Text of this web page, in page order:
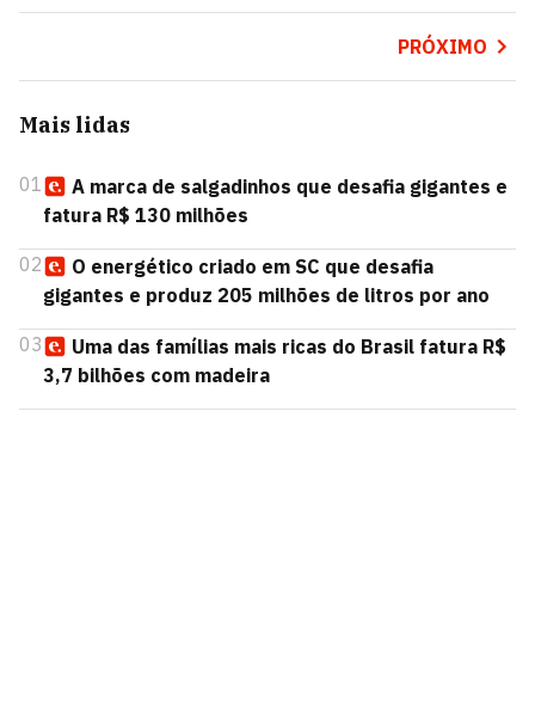
PRÓXIMO
Mais lidas
01
A marca de salgadinhos que desafia gigantes e
fatura R$ 130 milhões
02
O energético criado em SC que desafia
gigantes e produz 205 milhões de litros por ano
03
Uma das famílias mais ricas do Brasil fatura R$
3,7 bilhões com madeira